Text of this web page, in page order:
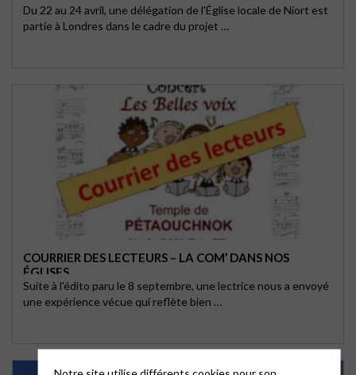
Du 22 au 24 avril, une délégation de l'Église locale de Niort est
partie à Londres dans le cadre du projet …
COURRIER DES LECTEURS – LA COM’ DANS NOS
ÉGLISES
Suite à l'édito paru le 8 septembre, une lectrice nous a envoyé
une expérience vécue qui reflète bien …
Notre site utilise différents cookies pour son